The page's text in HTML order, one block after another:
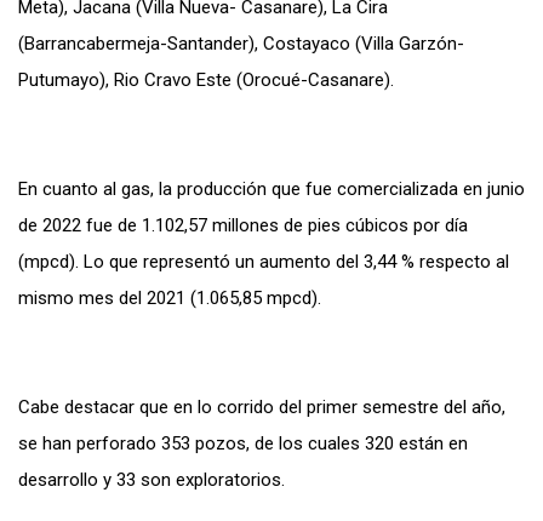
Meta), Jacana (Villa Nueva- Casanare), La Cira
(Barrancabermeja-Santander), Costayaco (Villa Garzón-
Putumayo), Rio Cravo Este (Orocué-Casanare).
En cuanto al gas, la producción que fue comercializada en junio
de 2022 fue de 1.102,57 millones de pies cúbicos por día
(mpcd). Lo que representó un aumento del 3,44 % respecto al
mismo mes del 2021 (1.065,85 mpcd).
Cabe destacar que en lo corrido del primer semestre del año,
se han perforado 353 pozos, de los cuales 320 están en
desarrollo y 33 son exploratorios.